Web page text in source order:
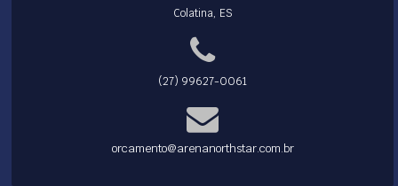
Colatina, ES
(27) 99627-0061
orcamento@arenanorthstar.com.br